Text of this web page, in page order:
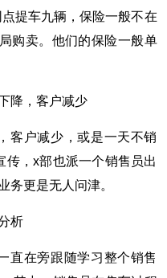
提车九辆，保险一般不在
购卖。他们的保险一般单
降，客户减少
客户减少，或是一天不销
传，x部也派一个销售员出
务更是无人问津。
析
直在旁跟随学习整个销售